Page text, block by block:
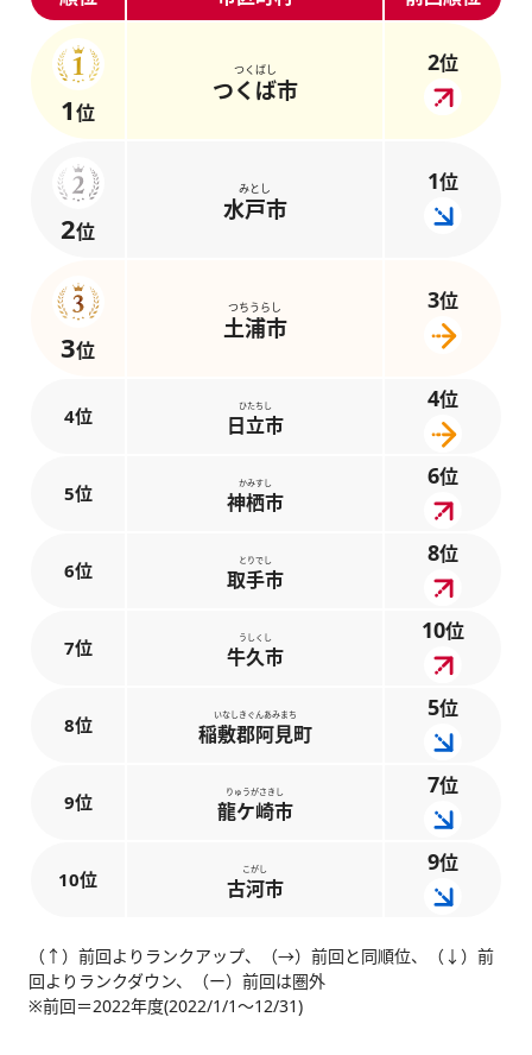
1位
つくばし
つくば市
2位
2位
みとし
水戸市
1位
3位
つちうらし
土浦市
3位
4位 ひたちし
日立市
4位
5位 かみすし
神栖市
6位
6位 とりでし
取手市
8位
7位 うしくし
牛久市
10位
8位 いなしきぐんあみまち
稲敷郡阿見町
5位
9位 りゅうがさきし
龍ケ崎市
7位
10位 こがし
古河市
9位
（↑）前回よりランクアップ、（→）前回と同順位、（↓）前
回よりランクダウン、（ー）前回は圏外
※前回＝2022年度(2022/1/1～12/31)